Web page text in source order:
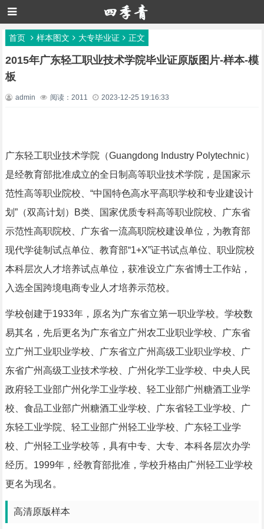
首页 样本图文 大专毕业证 正文
2015年广东轻工职业技术学院毕业证原版图片-样本-模
板
admin 阅读：2011 2023-12-25 19:16:33
广东轻工职业技术学院（Guangdong Industry Polytechnic）
是经教育部批准成立的全日制高等职业技术学院，是国家示
范性高等职业院校、“中国特色高水平高职学校和专业建设计
划”（双高计划）B类、国家优质专科高等职业院校、广东省
示范性高职院校、广东省一流高职院校建设单位，为教育部
现代学徒制试点单位、教育部“1+X”证书试点单位、职业院校
本科层次人才培养试点单位，获准设立广东省博士工作站，
入选全国跨境电商专业人才培养示范校。
学校创建于1933年，原名为广东省立第一职业学校。学校数
易其名，先后更名为广东省立广州农工业职业学校、广东省
立广州工业职业学校、广东省立广州高级工业职业学校、广
东省广州高级工业技术学校、广州化学工业学校、中央人民
政府轻工业部广州化学工业学校、轻工业部广州糖酒工业学
校、食品工业部广州糖酒工业学校、广东省轻工业学校、广
东轻工业学院、轻工业部广州轻工业学校、广东轻工业学
校、广州轻工业学校等，具有中专、大专、本科各层次办学
经历。1999年，经教育部批准，学校升格由广州轻工业学校
更名为现名。
高清原版样本